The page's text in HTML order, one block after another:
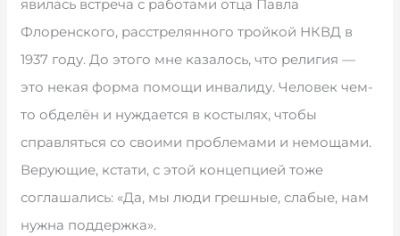
явилась встреча с работами отца Павла
Флоренского, расстрелянного тройкой НКВД в
1937 году. До этого мне казалось, что религия —
это некая форма помощи инвалиду. Человек чем-
то обделён и нуждается в костылях, чтобы
справляться со своими проблемами и немощами.
Верующие, кстати, с этой концепцией тоже
соглашались: «Да, мы люди грешные, слабые, нам
нужна поддержка».